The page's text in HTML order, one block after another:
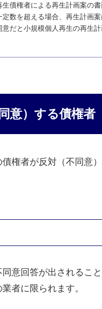
債権者による再生計画案の
数を超える場合、再生計画
だと小規模個人再生の再生計
意）する債権者
権者が反対（不同意
意回答が出されるこ
者に限られます。